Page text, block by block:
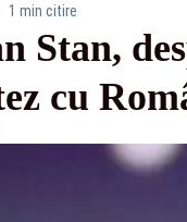
1 min citire
Stan,
cu